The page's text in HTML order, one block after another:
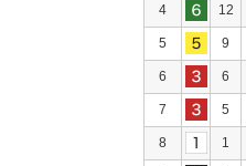
4 12
5 9
6 6
7 5
8 1